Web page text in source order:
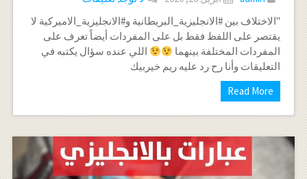
"الاختلاف بين #الانجليزية_البريطانية و#الانجليزية_الاميركية لا
يقتصر على اللفظ فقط بل على المفردات أيضاً تعرف على
المفردات المختلفة بينهما
اللي عنده سؤال يكتبه في
التعليقات وأنا رح رد عليه ريم خيربيك
Read More